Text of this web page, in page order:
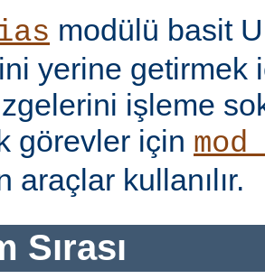
modülü basit
yerine getirmek
işleme
görevler için
araçlar kullanılır.
Sırası